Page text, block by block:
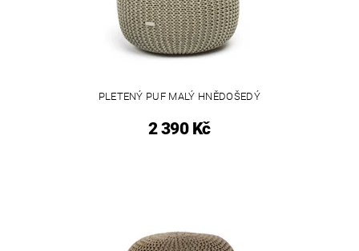
PLETENÝ PUF MALÝ HNĚDOŠEDÝ
2 390 Kč